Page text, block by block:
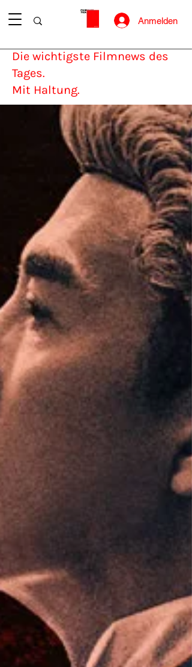
Anmelden
Die wichtigste Filmnews des
Tages.
Mit Haltung.